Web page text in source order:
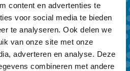
content en advertenties te
voor social media te bieden
te analyseren. Ook delen we
van onze site met onze
adverteren en analyse. Deze
combineren met andere
abonnement kost €
Abonneren